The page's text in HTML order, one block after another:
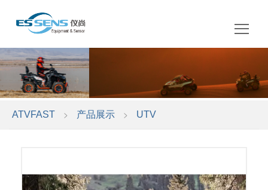
ATVFAST > 产品展示 > UTV